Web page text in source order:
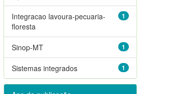
1
Integracao lavoura-pecuaria-
floresta
1
Sinop-MT
1
Sistemas integrados